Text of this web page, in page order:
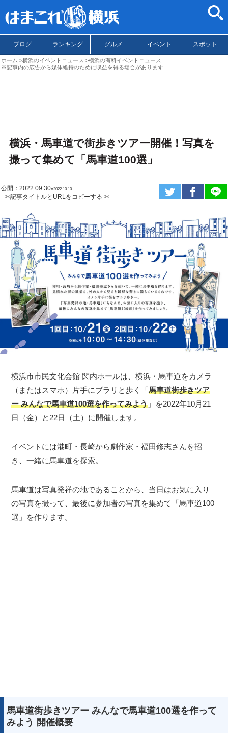
ブログ ランキング グルメ イベント スポット
ホーム 横浜のイベントニュース
横浜の有料イベントニュース
※記事内の広告から媒体維持のために収益を得る場合があります
横浜・馬車道で街歩きツアー開催！写真を
撮って集めて「馬車道100選」
公開：2022.09.30ಇ2022.10.10
--✄記事タイトルとURLをコピーする-✄—
横浜市市民文化会館 関内ホールは、横浜・馬車道をカメラ
（またはスマホ）片手にブラリと歩く「馬車道街歩きツア
ー みんなで馬車道100選を作ってみよう 」を2022年10月21
日（金）と22日（土）に開催します。
イベントには港町・長崎から劇作家・福田修志さんを招
き、一緒に馬車道を探索。
馬車道は写真発祥の地であることから、当日はお気に入り
の写真を撮って、最後に参加者の写真を集めて「馬車道100
選」を作ります。
馬車道街歩きツアー みんなで馬車道100選を作って
みよう 開催概要